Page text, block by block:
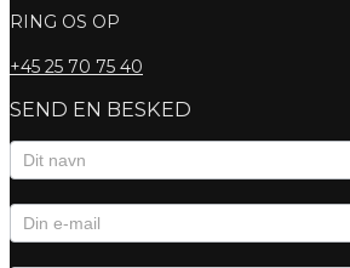
RING OS OP
+45 25 70 75 40
SEND EN BESKED
Kontaktformular